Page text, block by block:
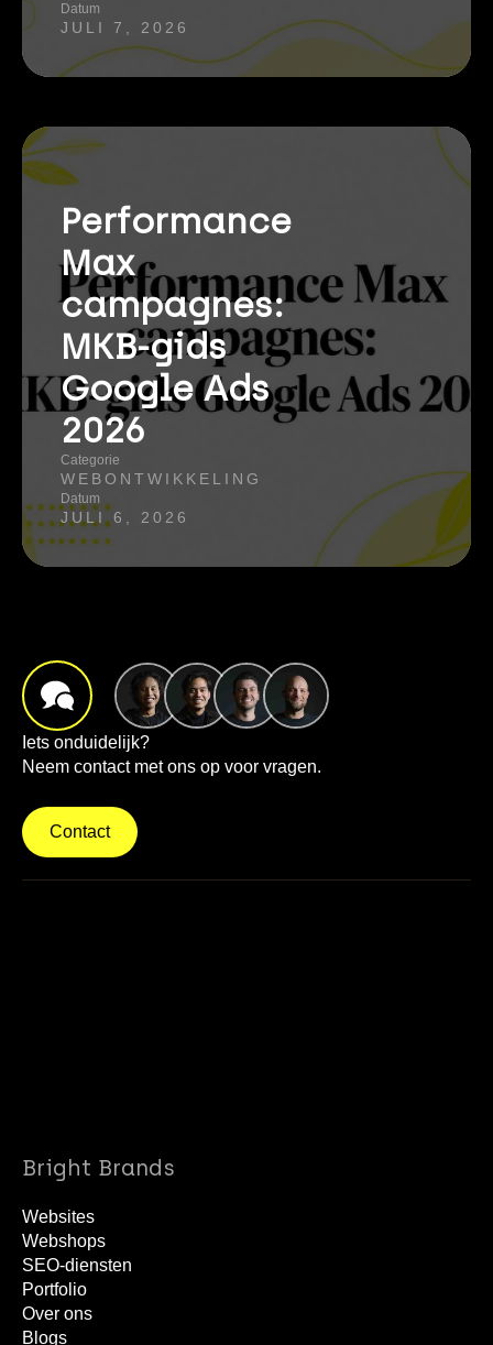
Datum
JULI 7, 2026
Performance
Max
campagnes:
MKB-gids
Google Ads
2026
Categorie
WEBONTWIKKELING
Datum
JULI 6, 2026
Iets onduidelijk?
Neem contact met ons op voor vragen.
Contact
Bright Brands
Websites
Webshops
SEO-diensten
Portfolio
Over ons
Blogs